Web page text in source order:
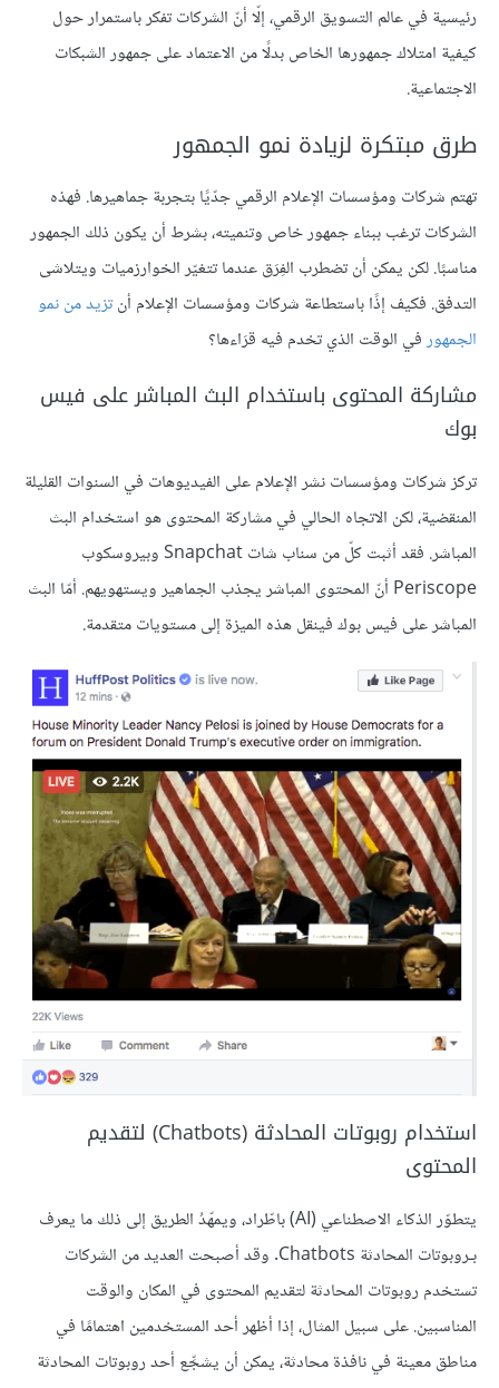
رئيسية في عالم التسويق الرقمي، إلّا أنّ الشركات تفكر باستمرار حول
كيفية امتلاك جمهورها الخاص بدلًا من الاعتماد على جمهور الشبكات
الاجتماعية.
طرق مبتكرة لزيادة نمو الجمهور
تهتم شركات ومؤسسات الإعلام الرقمي جدّيًا بتجربة جماهيرها. فهذه
الشركات ترغب ببناء جمهور خاص وتنميته، بشرط أن يكون ذلك الجمهور
مناسبًا. لكن يمكن أن تضطرب الفِرَق عندما تتغيّر الخوارزميات ويتلاشى
التدفق. فكيف إذًا باستطاعة شركات ومؤسسات الإعلام أنتزيد من نمو
الجمهورفي الوقت الذي تخدم فيه قرَاءها؟
مشاركة المحتوى باستخدام البث المباشر على فيس
بوك
تركز شركات ومؤسسات نشر الإعلام على الفيديوهات في السنوات القليلة
المنقضية، لكن الاتجاه الحالي في مشاركة المحتوى هو استخدام البث
المباشر. فقد أثبت كلّ من سناب شات Snapchat وبيروسكوب
Periscope أنّ المحتوى المباشر يجذب الجماهير ويستهويهم. أمّا البث
المباشر على فيس بوك فينقل هذه الميزة إلى مستويات متقدمة.
استخدام روبوتات المحادثة (Chatbots) لتقديم
المحتوى
يتطوّر الذكاء الاصطناعي (AI) باطّراد، ويمهّدُ الطريق إلى ذلك ما يعرف
بـروبوتات المحادثة Chatbots. وقد أصبحت العديد من الشركات
تستخدم روبوتات المحادثة لتقديم المحتوى في المكان والوقت
المناسبين. على سبيل المثال، إذا أظهر أحد المستخدمين اهتمامًا في
مناطق معينة في نافذة محادثة، يمكن أن يشجِّع أحد روبوتات المحادثة